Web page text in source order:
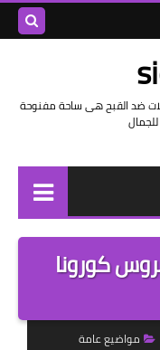
ضد القبح هى ساحة مفنوحة
كورونا
مواضيع عامة